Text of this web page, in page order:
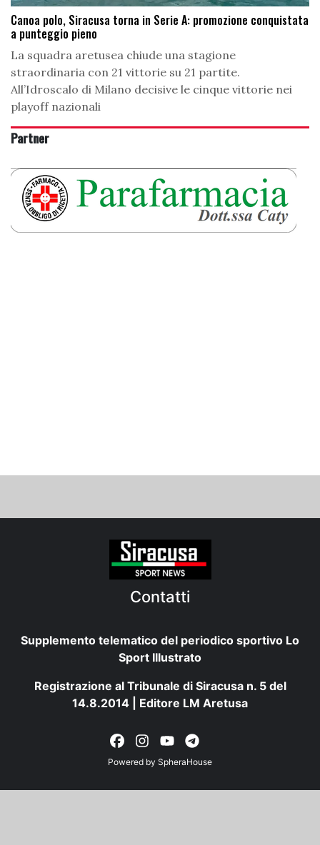
Canoa polo, Siracusa torna in Serie A: promozione conquistata
a punteggio pieno
La squadra aretusea chiude una stagione
straordinaria con 21 vittorie su 21 partite.
All’Idroscalo di Milano decisive le cinque vittorie nei
playoff nazionali
Partner
Contatti
Supplemento telematico del periodico sportivo Lo
Sport Illustrato
Registrazione al Tribunale di Siracusa n. 5 del
14.8.2014 | Editore LM Aretusa
Powered by SpheraHouse